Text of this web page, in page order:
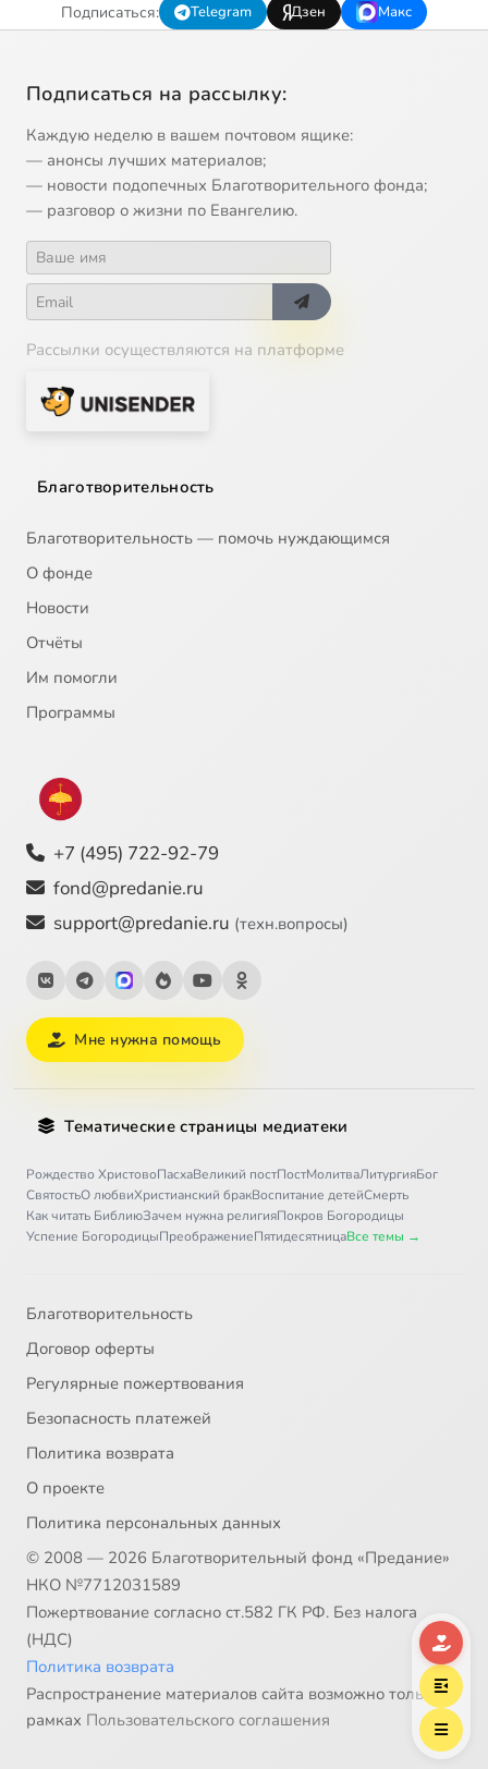
Подписаться: Telegram Дзен Макс
Подписаться на рассылку:
Каждую неделю в вашем почтовом ящике:
— анонсы лучших материалов;
— новости подопечных Благотворительного фонда;
— разговор о жизни по Евангелию.
Рассылки осуществляются на платформе
Благотворительность
Благотворительность — помочь нуждающимся
О фонде
Новости
Отчёты
Им помогли
Программы
+7 (495) 722-92-79
fond@predanie.ru
support@predanie.ru (техн.вопросы)
Мне нужна помощь
Тематические страницы медиатеки
Рождество ХристовоПасхаВеликий постПостМолитваЛитургияБог
СвятостьО любвиХристианский бракВоспитание детейСмерть
Как читать БиблиюЗачем нужна религияПокров Богородицы
Успение БогородицыПреображениеПятидесятницаВсе темы →
Благотворительность
Договор оферты
Регулярные пожертвования
Безопасность платежей
Политика возврата
О проекте
Политика персональных данных
© 2008 — 2026 Благотворительный фонд «Предание»
НКО №7712031589
Пожертвование согласно ст.582 ГК РФ. Без налога
(НДС)
Политика возврата
Распространение материалов сайта возможно только в
рамках Пользовательского соглашения